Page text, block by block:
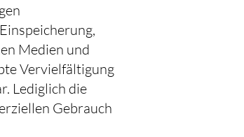
Medien und
Vervielfältigung
Lediglich die
Gebrauch